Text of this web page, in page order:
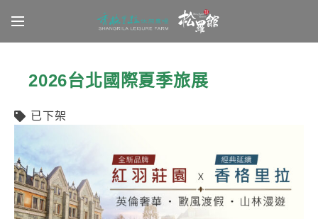
Latest News
2026台北國際夏季旅展
已下架